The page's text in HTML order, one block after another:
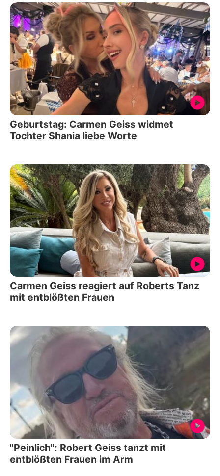
Geburtstag: Carmen Geiss widmet
Tochter Shania liebe Worte
Carmen Geiss reagiert auf Roberts Tanz
mit entblößten Frauen
"Peinlich": Robert Geiss tanzt mit
entblößten Frauen im Arm